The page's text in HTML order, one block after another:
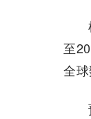
至
全